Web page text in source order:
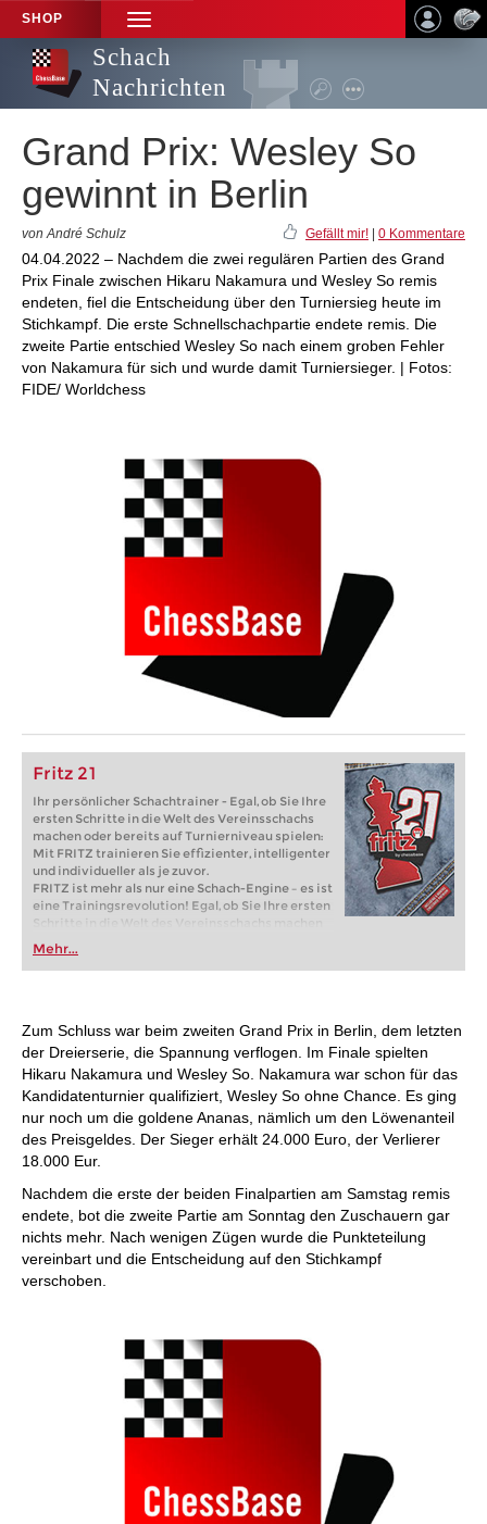
SHOP
TOGGLE
NAVIGATION
Schach
Nachrichten
Grand Prix: Wesley So
gewinnt in Berlin
von André Schulz Gefällt mir! 0 Kommentare
04.04.2022 – Nachdem die zwei regulären Partien des Grand
Prix Finale zwischen Hikaru Nakamura und Wesley So remis
endeten, fiel die Entscheidung über den Turniersieg heute im
Stichkampf. Die erste Schnellschachpartie endete remis. Die
zweite Partie entschied Wesley So nach einem groben Fehler
von Nakamura für sich und wurde damit Turniersieger. | Fotos:
FIDE/ Worldchess
Fritz 21
Ihr persönlicher Schachtrainer - Egal, ob Sie Ihre
ersten Schritte in die Welt des Vereinsschachs
machen oder bereits auf Turnierniveau spielen:
Mit FRITZ trainieren Sie effizienter, intelligenter
und individueller als je zuvor.
FRITZ ist mehr als nur eine Schach-Engine – es ist
eine Trainingsrevolution! Egal, ob Sie Ihre ersten
Schritte in die Welt des Vereinsschachs machen
oder bereits auf Turnierniveau spielen: Mit
FRITZ trainieren Sie effizienter, intelligenter und
individueller als je zuvor.
Mehr...
Zum Schluss war beim zweiten Grand Prix in Berlin, dem letzten
der Dreierserie, die Spannung verflogen. Im Finale spielten
Hikaru Nakamura und Wesley So. Nakamura war schon für das
Kandidatenturnier qualifiziert, Wesley So ohne Chance. Es ging
nur noch um die goldene Ananas, nämlich um den Löwenanteil
des Preisgeldes. Der Sieger erhält 24.000 Euro, der Verlierer
18.000 Eur.
Nachdem die erste der beiden Finalpartien am Samstag remis
endete, bot die zweite Partie am Sonntag den Zuschauern gar
nichts mehr. Nach wenigen Zügen wurde die Punkteteilung
vereinbart und die Entscheidung auf den Stichkampf
verschoben.